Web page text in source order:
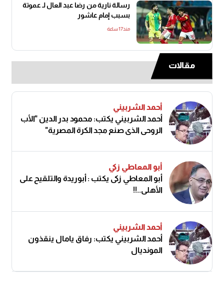
رسالة نارية من رضا عبد العال لـ عموتة
بسبب إمام عاشور
منذ17 ساعة
مقالات
أحمد الشربيني
أحمد الشربيني يكتب: محمود بدر الدين "الأب
الروحي الذي صنع مجد الكرة المصرية"
أبو المعاطي زكي
أبو المعاطي زكى يكتب : أبوريدة والتلقيح على
الأهلى..!!
أحمد الشربيني
أحمد الشربيني يكتب: رفاق يامال ينقذون
المونديال